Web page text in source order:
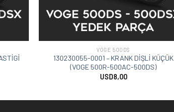
VOGE 500DS
130230055-0001 – KRANK DİŞLİ KÜÇÜK
(VOGE 500R-500AC-500DS)
USD8,00